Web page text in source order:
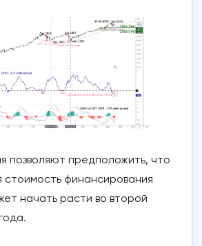
позволяют предположить, что
финансирования
начать расти во второй